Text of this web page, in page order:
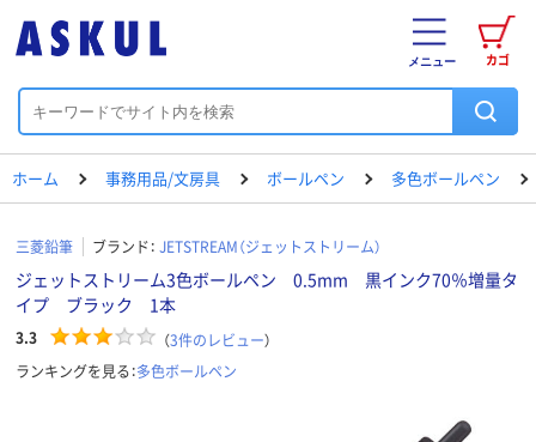
カゴ
メニュー
ホーム 事務用品/文房具 ボールペン 多色ボールペン
三菱鉛筆 ブランド： JETSTREAM（ジェットストリーム）
ジェットストリーム3色ボールペン 0.5mm 黒インク70％増量タ
イプ ブラック 1本
3.3 （3件のレビュー）
ランキングを見る：多色ボールペン